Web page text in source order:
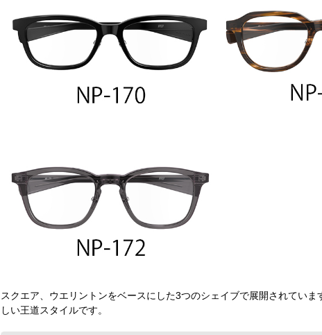
スクエア、ウエリントンをベースにした3つのシェイブで展開されていま
しい王道スタイルです。